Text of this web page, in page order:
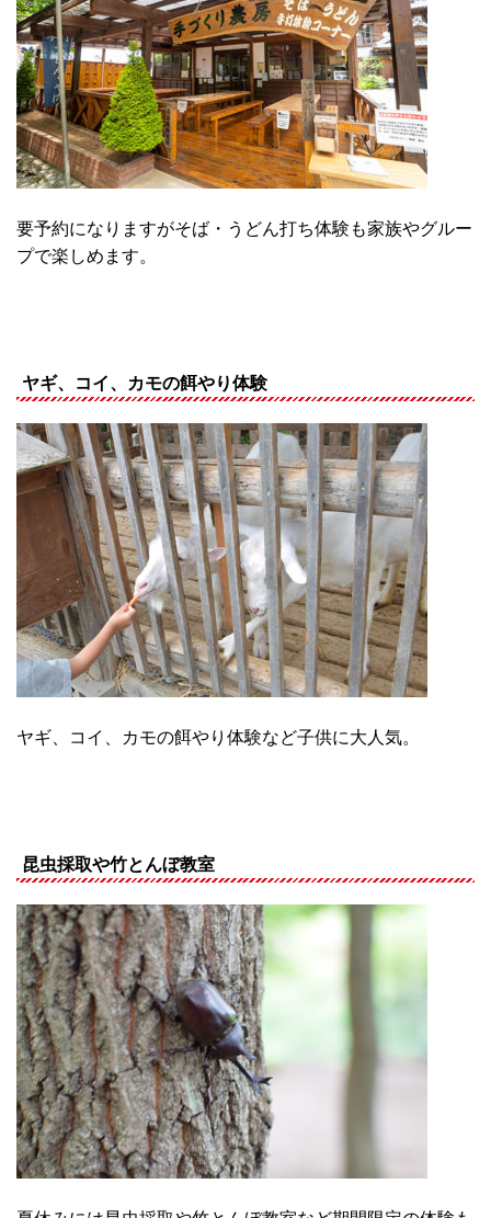
要予約になりますがそば・うどん打ち体験も家族やグルー
プで楽しめます。
ヤギ、コイ、カモの餌やり体験
ヤギ、コイ、カモの餌やり体験など子供に大人気。
昆虫採取や竹とんぼ教室